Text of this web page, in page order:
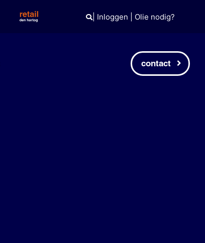
| Inloggen Olie nodig?
contact